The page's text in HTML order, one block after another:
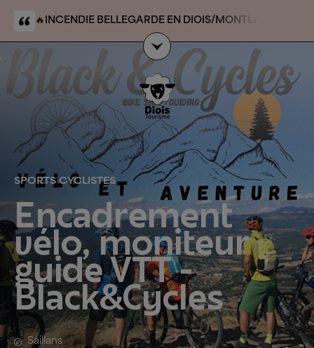
🔥 INCENDIE BELLEGARDE EN DIOIS/MONTLAHUC
massif/forêt domaniale du Claps. Le site du Claps
n’est pas touché par l’événement et reste accessible
SPORTS CYCLISTES
Encadrement
vélo, moniteur
guide VTT -
Black&Cycles
Saillans